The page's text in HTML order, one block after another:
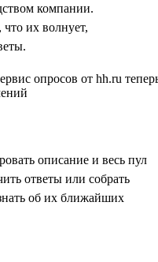
компании.
их волнует,
описание и весь пул
ответы или собрать
об их ближайших